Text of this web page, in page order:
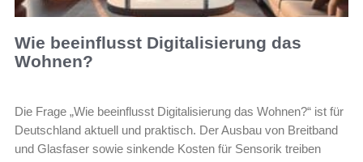
Wie beeinflusst Digitalisierung das
Wohnen?
Die Frage „Wie beeinflusst Digitalisierung das Wohnen?“ ist für
Deutschland aktuell und praktisch. Der Ausbau von Breitband
und Glasfaser sowie sinkende Kosten für Sensorik treiben